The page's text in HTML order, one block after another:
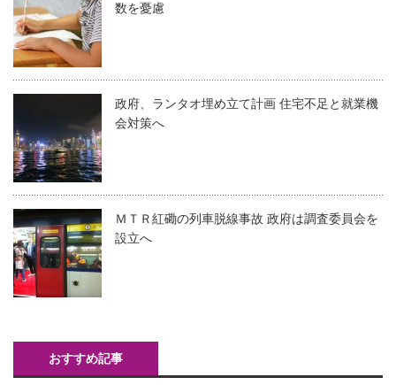
数を憂慮
政府、ランタオ埋め立て計画 住宅不足と就業機
会対策へ
ＭＴＲ紅磡の列車脱線事故 政府は調査委員会を
設立へ
おすすめ記事